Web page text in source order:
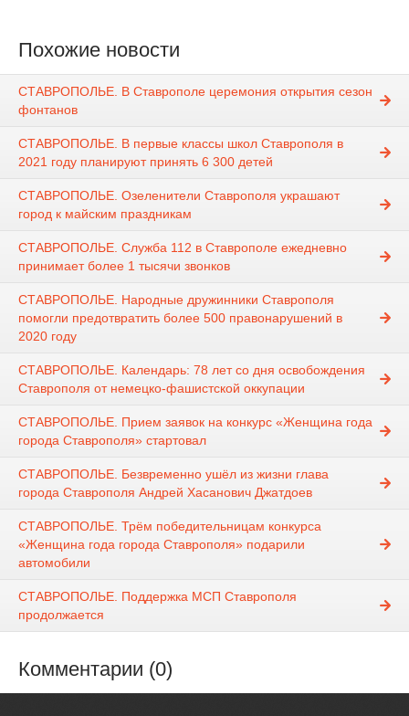
Похожие новости
СТАВРОПОЛЬЕ. В Ставрополе церемония открытия сезон
фонтанов
СТАВРОПОЛЬЕ. В первые классы школ Ставрополя в
2021 году планируют принять 6 300 детей
СТАВРОПОЛЬЕ. Озеленители Ставрополя украшают
город к майским праздникам
СТАВРОПОЛЬЕ. Служба 112 в Ставрополе ежедневно
принимает более 1 тысячи звонков
СТАВРОПОЛЬЕ. Народные дружинники Ставрополя
помогли предотвратить более 500 правонарушений в
2020 году
СТАВРОПОЛЬЕ. Календарь: 78 лет со дня освобождения
Ставрополя от немецко-фашистской оккупации
СТАВРОПОЛЬЕ. Прием заявок на конкурс «Женщина года
города Ставрополя» стартовал
СТАВРОПОЛЬЕ. Безвременно ушёл из жизни глава
города Ставрополя Андрей Хасанович Джатдоев
СТАВРОПОЛЬЕ. Трём победительницам конкурса
«Женщина года города Ставрополя» подарили
автомобили
СТАВРОПОЛЬЕ. Поддержка МСП Ставрополя
продолжается
Комментарии (0)